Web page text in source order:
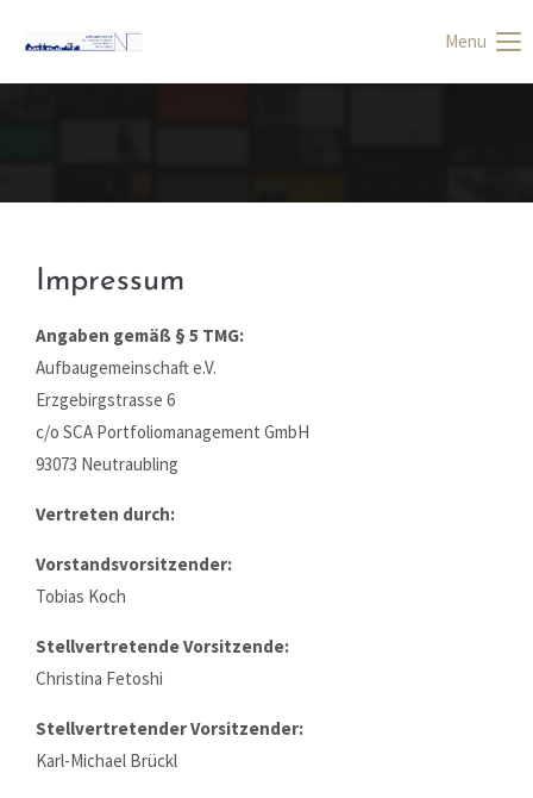
Anmelden
Register|Lost your password?
24h/ 365days
We offer support for our customers
Mon - Fri 8:00am - 5:00pm
Menu
Impressum
Angaben gemäß § 5 TMG:
Aufbaugemeinschaft e.V.
Erzgebirgstrasse 6
c/o SCA Portfoliomanagement GmbH
93073 Neutraubling
Vertreten durch:
Vorstandsvorsitzender:
Tobias Koch
Stellvertretende Vorsitzende:
Christina Fetoshi
Stellvertretender Vorsitzender:
Karl-Michael Brückl